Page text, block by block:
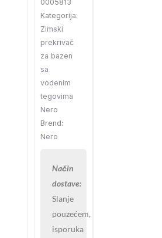
0005813
Kategorija:
Zimski
prekrivač
za bazen
sa
vodenim
tegovima
Nero
Brend:
Nero
Način
dostave:
Slanje
pouzećem,
isporuka